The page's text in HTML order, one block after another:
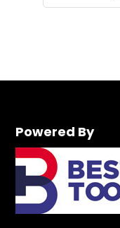
Powered By